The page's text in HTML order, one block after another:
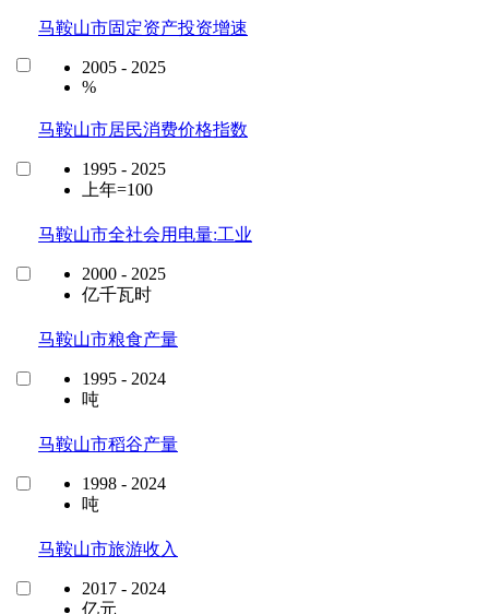
马鞍山市固定资产投资增速
2005 - 2025
%
马鞍山市居民消费价格指数
1995 - 2025
上年=100
马鞍山市全社会用电量:工业
2000 - 2025
亿千瓦时
马鞍山市粮食产量
1995 - 2024
吨
马鞍山市稻谷产量
1998 - 2024
吨
马鞍山市旅游收入
2017 - 2024
亿元